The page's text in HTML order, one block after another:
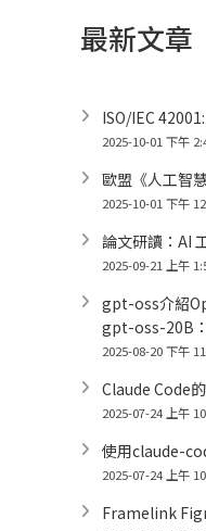
最新文章
ISO/IEC
2025-10-01 下午
歐盟《人工智
2025-10-01 下午
論文研讀：AI
2025-09-21 上午
gpt-oss介紹
gpt-oss-20B
2025-08-20 下午
Claude Code
2025-07-24 上午
使用claude-
2025-07-24 上午
Framelink